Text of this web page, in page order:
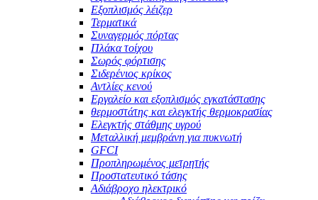
Εξοπλισμός λέιζερ
Τερματικά
Συναγερμός πόρτας
Πλάκα τοίχου
Σωρός φόρτισης
Σιδερένιος κρίκος
Αντλίες κενού
Εργαλείο και εξοπλισμός εγκατάστασης
θερμοστάτης και ελεγκτής θερμοκρασίας
Ελεγκτής στάθμης υγρού
Μεταλλική μεμβράνη για πυκνωτή
GFCI
Προπληρωμένος μετρητής
Προστατευτικό τάσης
Αδιάβροχο ηλεκτρικό